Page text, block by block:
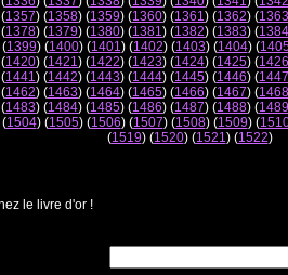
1357) (1358) (1359) (1360) (1361) (1362) (1363
1378) (1379) (1380) (1381) (1382) (1383) (1384
1399) (1400) (1401) (1402) (1403) (1404) (
1420) (1421) (1422) (1423) (1424) (1425) (1426
1441) (1442) (1443) (1444) (1445) (1446) (1447
1462) (1463) (1464) (1465) (1466) (1467) (1468
1483) (1484) (1485) (1486) (1487) (1488) (1489
1504) (1505) (1506) (1507) (1508) (1509) (
(1519) (1520) (1521) (1522)
le livre d'or !